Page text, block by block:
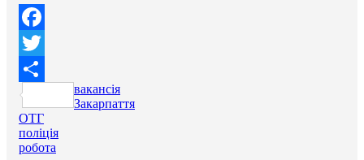
Facebook
Twitter
Поділитися
вакансія
Закарпаття
ОТГ
поліція
робота